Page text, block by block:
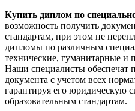
Купить диплом по
возможность получить
стандартам, при этом не
дипломы по различным
технические, гуманитарные и
Наши специалисты обеспечат
документа с учетом всех
гарантируя его юридическую
образовательным стандартам.